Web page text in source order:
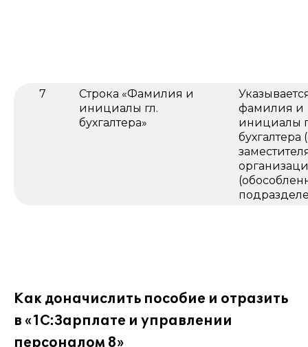
7
Строка «Фамилия и
инициалы гл.
бухгалтера»
фамилия и
инициалы
бухгалтера
Как доначислить пособие и отразить
в «1С:Зарплате и управлении
персоналом 8»